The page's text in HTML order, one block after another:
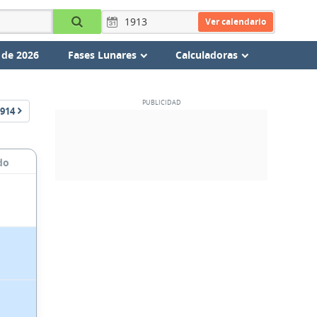
Ver calendario
2026 Fases Lunares Calculadoras